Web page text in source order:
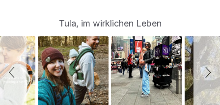
i
d
e
s
h
o
Tula, im wirklichen Leben